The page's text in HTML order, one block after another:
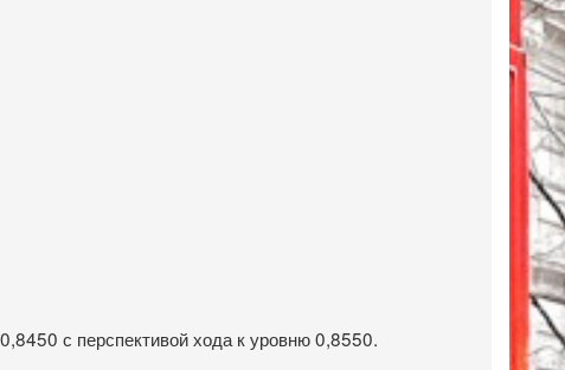
с перспективой хода к уровню 0,8550.